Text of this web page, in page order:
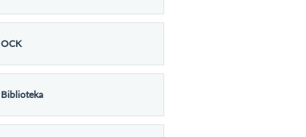
OCK
Biblioteka